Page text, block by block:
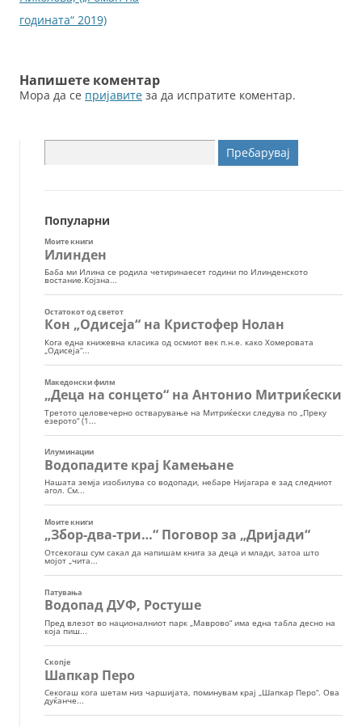
годината“ 2019)
Напишете коментар
Мора да се пријавите за да испратите коментар.
за:
Популарни